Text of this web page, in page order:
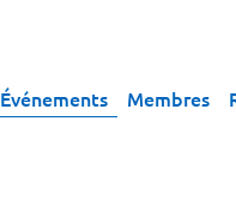
Événements Membres